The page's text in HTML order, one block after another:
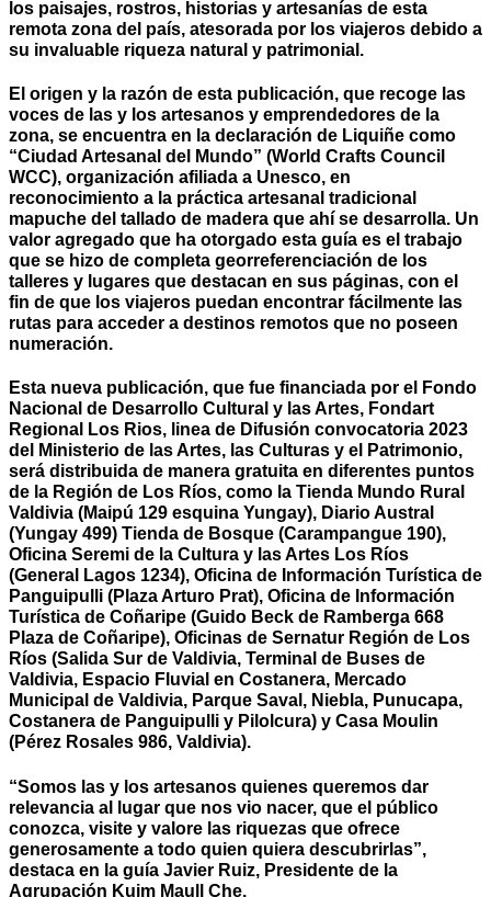
los paisajes, rostros, historias y artesanías de esta
remota zona del país, atesorada por los viajeros debido a
su invaluable riqueza natural y patrimonial.
El origen y la razón de esta publicación, que recoge las
voces de las y los artesanos y emprendedores de la
zona, se encuentra en la declaración de Liquiñe como
“Ciudad Artesanal del Mundo” (World Crafts Council
WCC), organización afiliada a Unesco, en
reconocimiento a la práctica artesanal tradicional
mapuche del tallado de madera que ahí se desarrolla. Un
valor agregado que ha otorgado esta guía es el trabajo
que se hizo de completa georreferenciación de los
talleres y lugares que destacan en sus páginas, con el
fin de que los viajeros puedan encontrar fácilmente las
rutas para acceder a destinos remotos que no poseen
numeración.
Esta nueva publicación, que fue financiada por el Fondo
Nacional de Desarrollo Cultural y las Artes, Fondart
Regional Los Rios, linea de Difusión convocatoria 2023
del Ministerio de las Artes, las Culturas y el Patrimonio,
será distribuida de manera gratuita en diferentes puntos
de la Región de Los Ríos, como la Tienda Mundo Rural
Valdivia (Maipú 129 esquina Yungay), Diario Austral
(Yungay 499) Tienda de Bosque (Carampangue 190),
Oficina Seremi de la Cultura y las Artes Los Ríos
(General Lagos 1234), Oficina de Información Turística de
Panguipulli (Plaza Arturo Prat), Oficina de Información
Turística de Coñaripe (Guido Beck de Ramberga 668
Plaza de Coñaripe), Oficinas de Sernatur Región de Los
Ríos (Salida Sur de Valdivia, Terminal de Buses de
Valdivia, Espacio Fluvial en Costanera, Mercado
Municipal de Valdivia, Parque Saval, Niebla, Punucapa,
Costanera de Panguipulli y Pilolcura) y Casa Moulin
(Pérez Rosales 986, Valdivia).
“Somos las y los artesanos quienes queremos dar
relevancia al lugar que nos vio nacer, que el público
conozca, visite y valore las riquezas que ofrece
generosamente a todo quien quiera descubrirlas”,
destaca en la guía Javier Ruiz, Presidente de la
Agrupación Kuim Maull Che.